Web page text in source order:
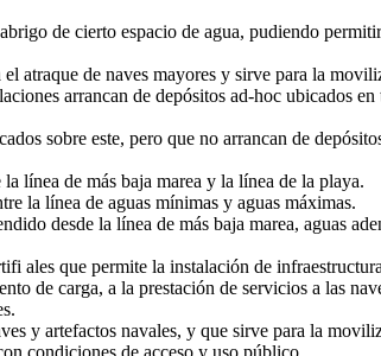
de cierto espacio de agua, pudiendo
de naves mayores y sirve para la
arrancan de depósitos ad-hoc ubicados en
sobre este, pero que no arrancan de
línea de más baja marea y la línea de la playa.
la línea de aguas mínimas y aguas máximas.
desde la línea de más baja marea, aguas
que permite la instalación de
de carga, a la prestación de servicios a las
y artefactos navales, y que sirve para la
condiciones de acceso y uso público.